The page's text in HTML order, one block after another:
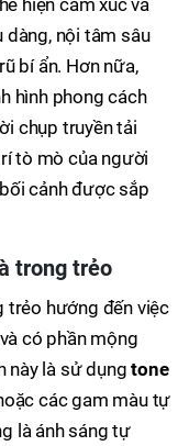
hiện cảm xúc và
dàng, nội tâm sâu
bí ẩn. Hơn nữa,
hình phong cách
chụp truyền tải
tò mò của người
cảnh được sắp
trong trẻo
trẻo hướng đến việc
có phần mộng
này là sử dụngtone
các gam màu tự
là ánh sáng tự